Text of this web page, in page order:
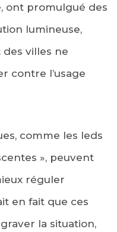
ont promulgué des
lumineuse,
villes ne
contre l’usage
comme les leds
», peuvent
réguler
en fait que ces
la situation,